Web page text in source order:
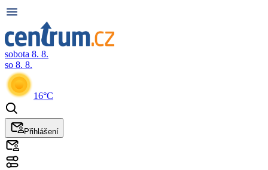
sobota 8. 8.
so 8. 8.
16°C
Přihlášení